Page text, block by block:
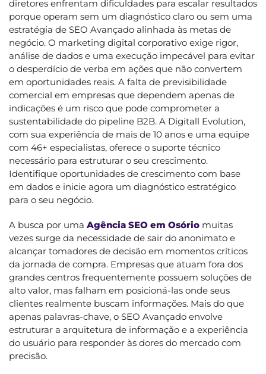
diretores enfrentam dificuldades para escalar resultados
porque operam sem um diagnóstico claro ou sem uma
estratégia de SEO Avançado alinhada às metas de
negócio. O marketing digital corporativo exige rigor,
análise de dados e uma execução impecável para evitar
o desperdício de verba em ações que não convertem
em oportunidades reais. A falta de previsibilidade
comercial em empresas que dependem apenas de
indicações é um risco que pode comprometer a
sustentabilidade do pipeline B2B. A Digitall Evolution,
com sua experiência de mais de 10 anos e uma equipe
com 46+ especialistas, oferece o suporte técnico
necessário para estruturar o seu crescimento.
Identifique oportunidades de crescimento com base
em dados e inicie agora um diagnóstico estratégico
para o seu negócio.
A busca por uma Agência SEO em Osório muitas
vezes surge da necessidade de sair do anonimato e
alcançar tomadores de decisão em momentos críticos
da jornada de compra. Empresas que atuam fora dos
grandes centros frequentemente possuem soluções de
alto valor, mas falham em posicioná-las onde seus
clientes realmente buscam informações. Mais do que
apenas palavras-chave, o SEO Avançado envolve
estruturar a arquitetura de informação e a experiência
do usuário para responder às dores do mercado com
precisão.